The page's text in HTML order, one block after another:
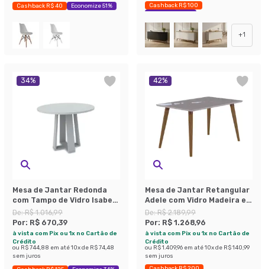
Cashback R$ 40 Economize 51%
Cashback R$ 100
Economize 42%
+1
34%
Mesa de Jantar Redonda
com Tampo de Vidro Isabela
Off White 100 cm
De:R$ 1.016,99
Por: R$ 670,39
à vista com Pix ou 1x no Cartão de
Crédito
ou R$ 744,88 em até10x de R$ 74,48
sem juros
42%
Mesa de Jantar Retangular
Adele com Vidro Madeira e
Off White 80 cm
De:R$ 2.189,99
Por: R$ 1.268,96
à vista com Pix ou 1x no Cartão de
Crédito
ou R$ 1.409,96 em até10x de R$ 140,99
sem juros